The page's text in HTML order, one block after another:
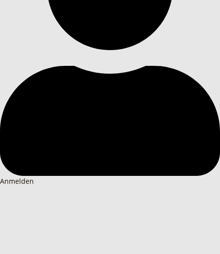
Anmelden